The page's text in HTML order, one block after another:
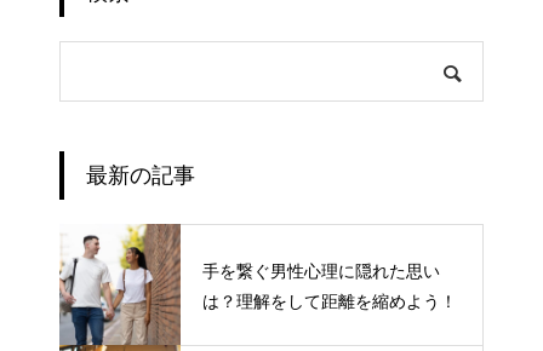
最新の記事
手を繋ぐ男性心理に隠れた思い
は？理解をして距離を縮めよう！